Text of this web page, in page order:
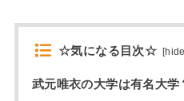
☆気になる目次☆ [hide
武元唯衣の大学は有名大学